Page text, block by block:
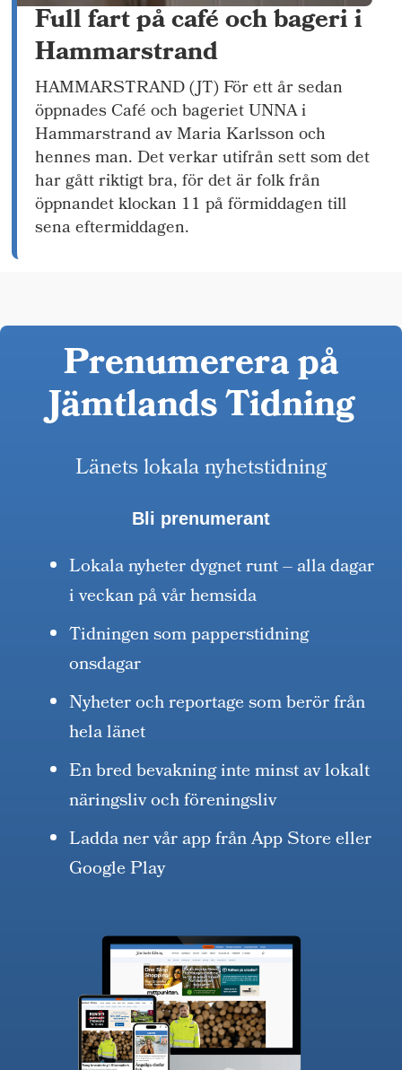
Full fart på café och bageri i
Hammarstrand
HAMMARSTRAND (JT) För ett år sedan
öppnades Café och bageriet UNNA i
Hammarstrand av Maria Karlsson och
hennes man. Det verkar utifrån sett som det
har gått riktigt bra, för det är folk från
öppnandet klockan 11 på förmiddagen till
sena eftermiddagen.
Prenumerera på
Jämtlands Tidning
Länets lokala nyhetstidning
Bli prenumerant
Lokala nyheter dygnet runt – alla dagar
i veckan på vår hemsida
Tidningen som papperstidning
onsdagar
Nyheter och reportage som berör från
hela länet
En bred bevakning inte minst av lokalt
näringsliv och föreningsliv
Ladda ner vår app från App Store eller
Google Play